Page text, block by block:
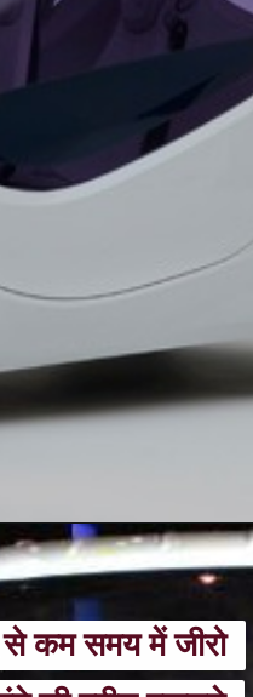
कम समय में जीरो
कम समय में जीरो